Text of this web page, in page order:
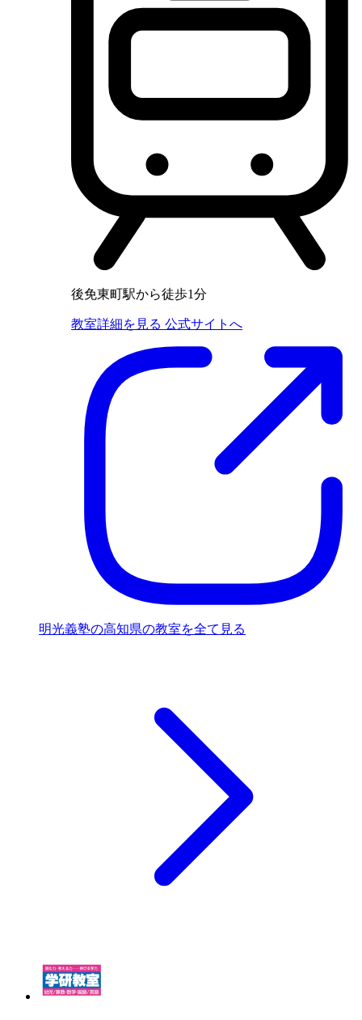
後免東町駅から徒歩1分
教室詳細を見る 公式サイトへ
明光義塾の高知県の教室を全て見る